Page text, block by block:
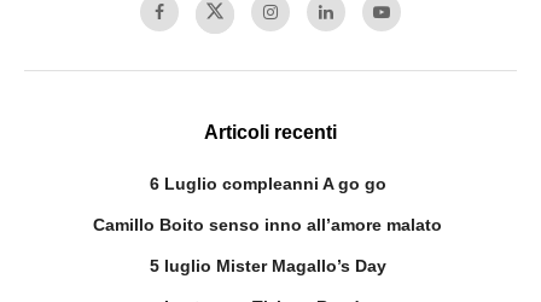
Articoli recenti
6 Luglio compleanni A go go
Camillo Boito senso inno all’amore malato
5 luglio Mister Magallo’s Day